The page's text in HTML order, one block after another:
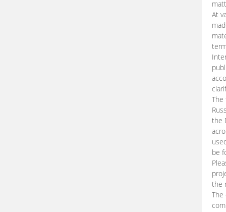
At
The
the
be
the
The